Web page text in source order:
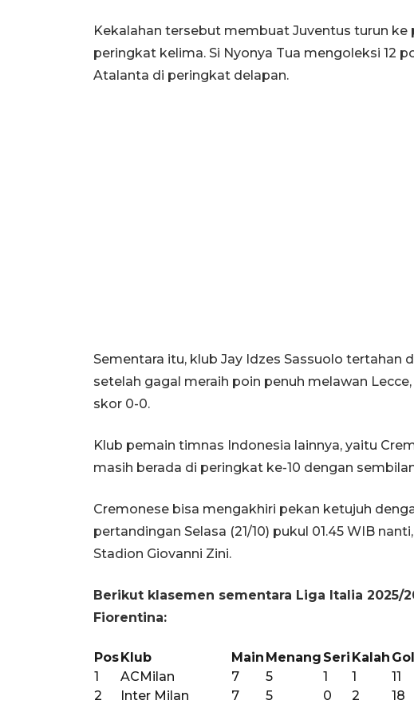
Kekalahan tersebut membuat Juventus turun
peringkat kelima. Si Nyonya Tua mengoleksi 12
Atalanta di peringkat delapan.
Sementara itu, klub Jay Idzes Sassuolo tertahan
setelah gagal meraih poin penuh melawan
skor 0-0.
Klub pemain timnas Indonesia lainnya, yaitu
masih berada di peringkat ke-10 dengan
Cremonese bisa mengakhiri pekan ketujuh
pertandingan Selasa (21/10) pukul 01.45 WIB
Stadion Giovanni Zini.
Berikut klasemen sementara Liga Italia 2025/
Fiorentina:
PosKlub Main Menang Seri Kalah Gol
1
ACMilan 7 5 1 1 11
2
Inter Milan 7 5 0 2 18